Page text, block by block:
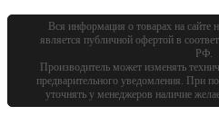
Вся информация о товарах на сайте
является публичной офертой в
РФ.
Производитель может изменять
предварительного уведомления. При
уточнять у менеджеров наличие